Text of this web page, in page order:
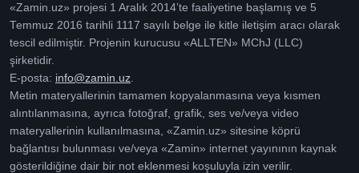
«Zamin.uz» projesi 1 Aralık 2014’te faaliyetine başlamış ve 5
Temmuz 2016 tarihli 1117 sayılı belge ile kitle iletişim aracı olarak
tescil edilmiştir. Projenin kurucusu «ALLTEN» MChJ (LLC)
şirketidir.
E-posta: info@zamin.uz
Metin materyallerinin tamamen kopyalanmasına veya kısmen
alıntılanmasına, ayrıca fotoğraf, grafik, ses ve/veya video
materyallerinin kullanılmasına, «Zamin.uz» sitesine köprü
bağlantısı bulunması ve/veya «Zamin» internet yayınının kaynak
gösterildiğine dair bir not eklenmesi koşuluyla izin verilir.